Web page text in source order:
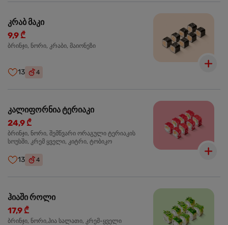
კრაბ მაკი
9,9 ₾
ბრინჯი, ნორი, კრაბი, მაიონეზი
13 4
კალიფორნია ტერიაკი
24,9 ₾
ბრინჯი, ნორი, შემწვარი ორაგული ტერიაკის
სოუსში, კრემ ყველი, კიტრი, ტობიკო
13 4
ჰიაში როლი
17,9 ₾
ბრინჯი, ნორი,ჰია სალათი, კრემ-ყველი